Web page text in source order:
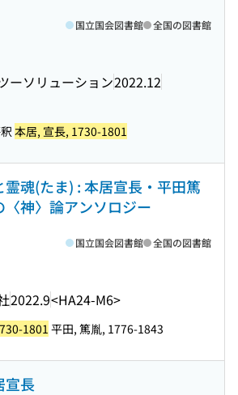
ーソリューション2022.12
国立国会図書館 全国の図書館
本居, 宣長, 1730-1801
霊魂(たま) : 本居宣長・平田篤
〈神〉論アンソロジー
2022.9<HA24-M6>
国立国会図書館 全国の図書館
1801 平田, 篤胤, 1776-1843
宣長